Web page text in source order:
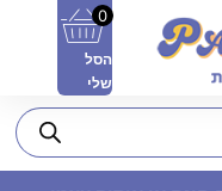
0
הסל
שלי